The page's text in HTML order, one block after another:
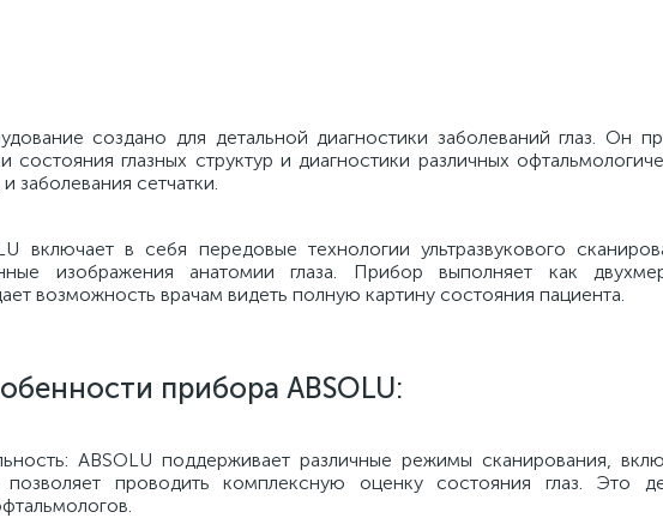
создано для детальной диагностики заболеваний глаз. Он
состояния глазных структур и диагностики различных
заболевания сетчатки.
включает в себя передовые технологии ультразвукового
изображения анатомии глаза. Прибор выполняет как
возможность врачам видеть полную картину состояния пациента.
прибора ABSOLU:
ABSOLU поддерживает различные режимы сканирования,
позволяет проводить комплексную оценку состояния глаз. Это